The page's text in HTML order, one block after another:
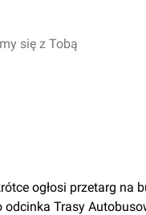
się z Tobą
ogłosi przetarg na
odcinka Trasy